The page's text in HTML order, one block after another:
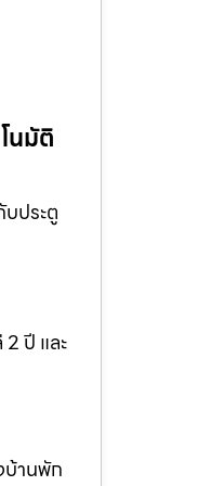
นมัติ
ประตู
ปี และ
บ้านพัก